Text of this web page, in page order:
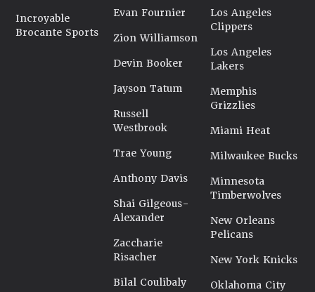
Incroyable
Brocante Sports
Evan Fournier
Zion Williamson
Devin Booker
Jayson Tatum
Russell
Westbrook
Trae Young
Anthony Davis
Shai Gilgeous-
Alexander
Zaccharie
Risacher
Bilal Coulibaly
Los Angeles
Clippers
Los Angeles
Lakers
Memphis
Grizzlies
Miami Heat
Milwaukee Bucks
Minnesota
Timberwolves
New Orleans
Pelicans
New York Knicks
Oklahoma City